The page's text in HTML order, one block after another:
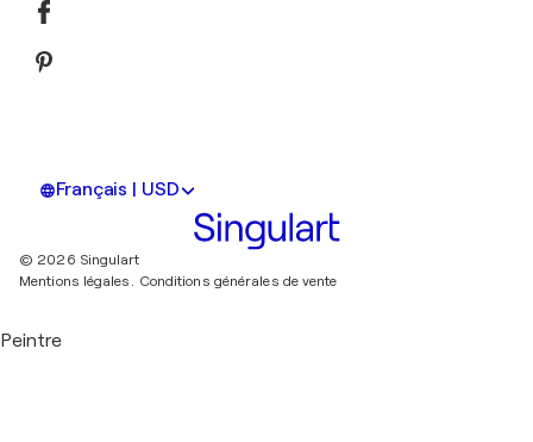
Français | USD
© 2026 Singulart
Mentions légales. Conditions générales de vente
Peintre